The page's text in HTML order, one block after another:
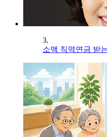
3.
소액 직역연금 받